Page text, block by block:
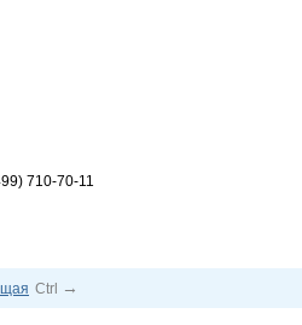
710-70-11
Ctrl →